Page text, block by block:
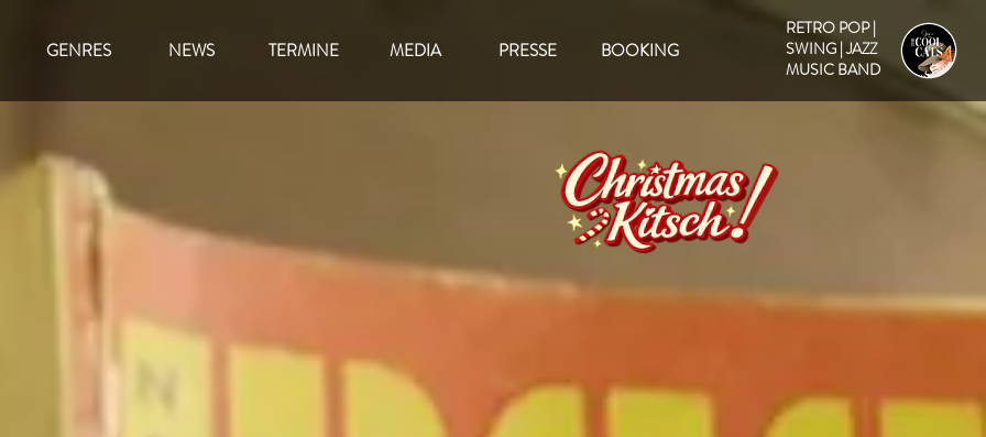
GENRES NEWS TERMINE MEDIA PRESSE BOOKING
RETRO POP |
SWING | JAZZ
MUSIC BAND